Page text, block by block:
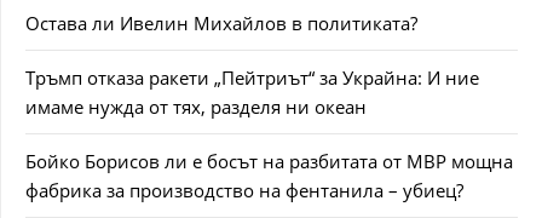
Остава ли Ивелин Михайлов в политиката?
Тръмп отказа ракети „Пейтриът“ за Украйна: И ние
имаме нужда от тях, разделя ни океан
Бойко Борисов ли е босът на разбитата от МВР мощна
фабрика за производство на фентанила – убиец?